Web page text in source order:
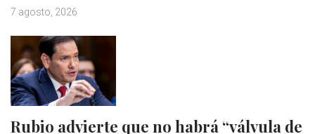
7 agosto, 2026
Rubio advierte que no habrá “válvula de